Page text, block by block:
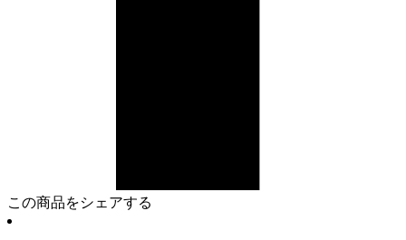
この商品をシェアする